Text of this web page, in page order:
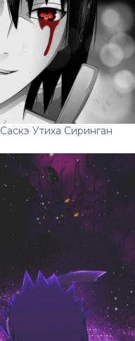
Саскэ Утиха Сиринган